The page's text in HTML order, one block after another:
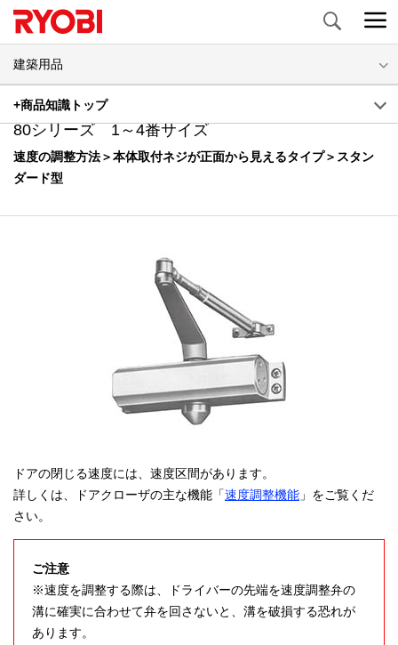
Search
建築用品
+商品知識トップ
ドアクローザについて｜ドアクローザの調整方法
80シリーズ 1～4番サイズ
速度の調整方法＞本体取付ネジが正面から見えるタイプ＞スタン
ダード型
ドアの閉じる速度には、速度区間があります。
詳しくは、ドアクローザの主な機能「速度調整機能 」をご覧くだ
さい。
ご注意
※速度を調整する際は、ドライバーの先端を速度調整弁の
溝に確実に合わせて弁を回さないと、溝を破損する恐れが
あります。